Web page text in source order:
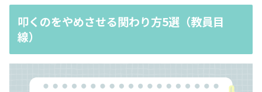
叩くのをやめさせる関わり方5選（教員目
線）